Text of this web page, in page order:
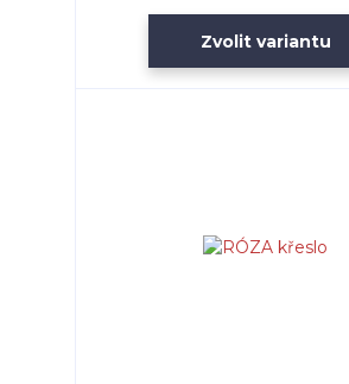
Zvolit variantu